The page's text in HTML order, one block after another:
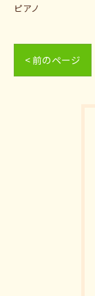
ピアノ
< 前のページ